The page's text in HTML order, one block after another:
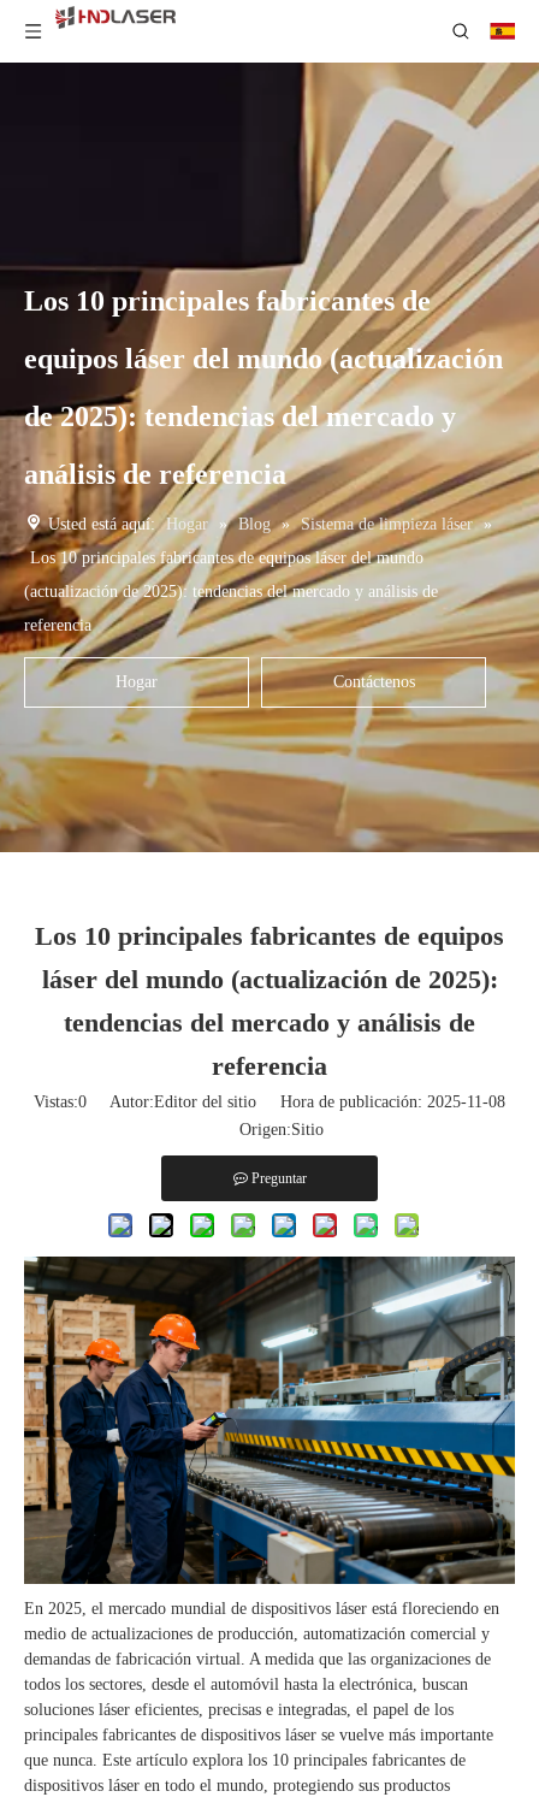
Los 10 principales fabricantes de
equipos láser del mundo (actualización
de 2025): tendencias del mercado y
análisis de referencia
Usted está aquí: Hogar » Blog » Sistema de limpieza láser »
Los 10 principales fabricantes de equipos láser del mundo
(actualización de 2025): tendencias del mercado y análisis de
referencia
Hogar Contáctenos
Los 10 principales fabricantes de equipos
láser del mundo (actualización de 2025):
tendencias del mercado y análisis de
referencia
Vistas:0 Autor:Editor del sitio Hora de publicación: 2025-11-08
Origen:Sitio
Preguntar
En 2025, el mercado mundial de dispositivos láser está floreciendo en
medio de actualizaciones de producción, automatización comercial y
demandas de fabricación virtual. A medida que las organizaciones de
todos los sectores, desde el automóvil hasta la electrónica, buscan
soluciones láser eficientes, precisas e integradas, el papel de los
principales fabricantes de dispositivos láser se vuelve más importante
que nunca. Este artículo explora los 10 principales fabricantes de
dispositivos láser en todo el mundo, protegiendo sus productos